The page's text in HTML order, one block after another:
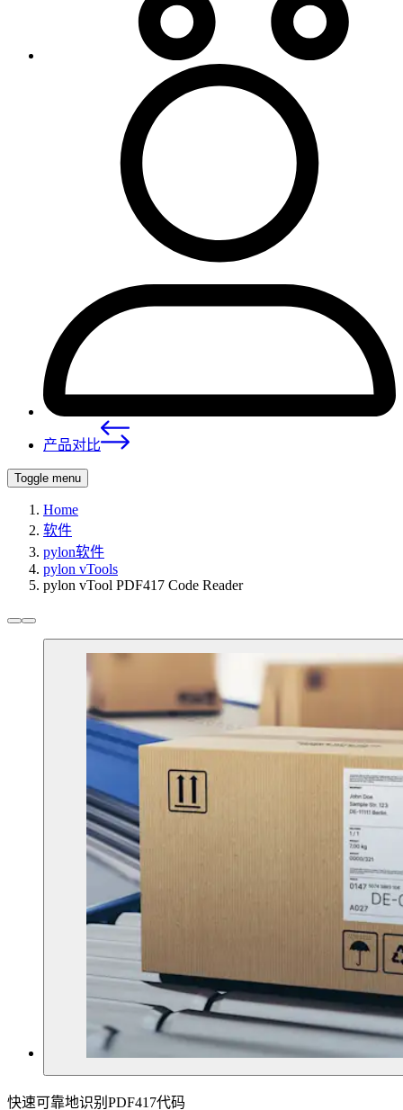
产品对比
Toggle menu
Home
软件
pylon软件
pylon vTools
pylon vTool PDF417 Code Reader
快速可靠地识别PDF417代码